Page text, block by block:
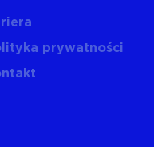
prywatności